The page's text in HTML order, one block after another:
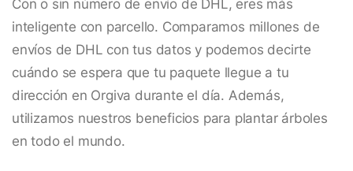
Con o sin número de envío de DHL, eres más
inteligente con parcello. Comparamos millones de
envíos de DHL con tus datos y podemos decirte
cuándo se espera que tu paquete llegue a tu
dirección en Orgiva durante el día. Además,
utilizamos nuestros beneficios para plantar árboles
en todo el mundo.